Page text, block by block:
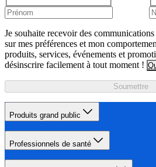
Je souhaite recevoir des
sur mes préférences et mon
produits, services, événements et
désinscrire facilement à tout moment !
Soumettre
Produits grand public
Professionnels de santé